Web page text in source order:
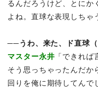
るんだろうけど、とにか
よね。直球な表現しちゃ
──うわ、来た、ド直球（
マスター永井 「できれ
そう思っちゃったんだか
回りを俺に期待してんで